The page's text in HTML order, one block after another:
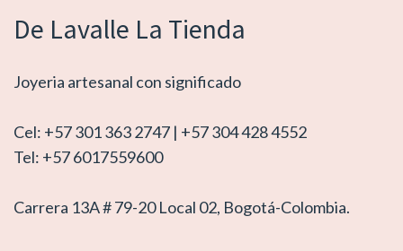
De Lavalle La Tienda
Joyeria artesanal con significado
Cel: +57 301 363 2747 | +57 304 428 4552
Tel: +57 6017559600
Carrera 13A # 79-20 Local 02, Bogotá-Colombia.